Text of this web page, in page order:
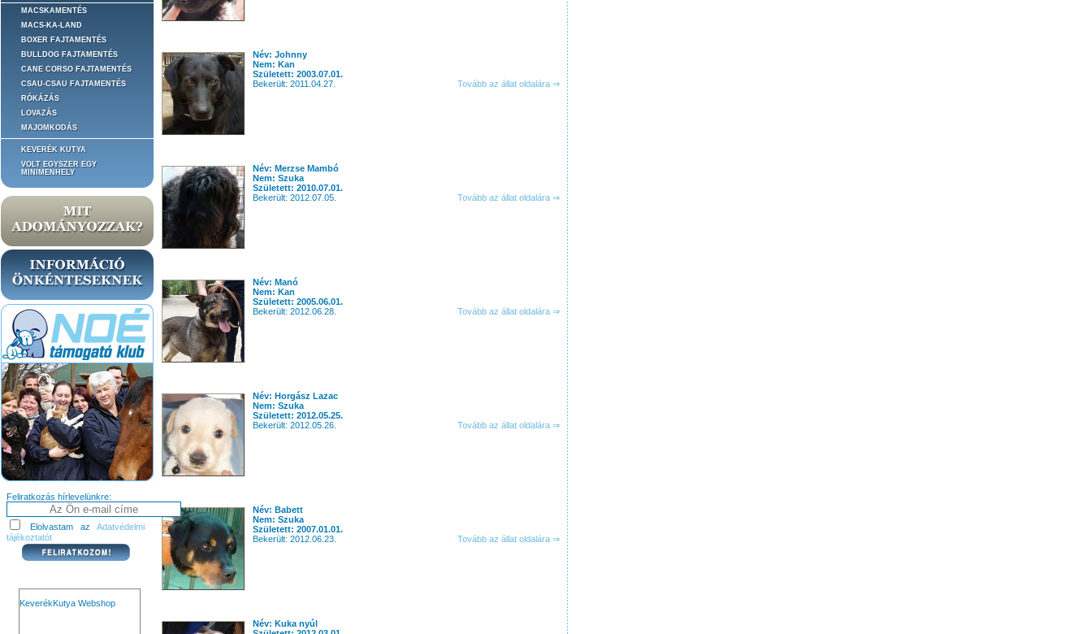
MACSKAMENTÉS
MACS-KA-LAND
BOXER FAJTAMENTÉS
BULLDOG FAJTAMENTÉS
CANE CORSO FAJTAMENTÉS
CSAU-CSAU FAJTAMENTÉS
RÓKÁZÁS
LOVAZÁS
MAJOMKODÁS
KEVERÉK KUTYA
VOLT EGYSZER EGY
MINIMENHELY
Feliratkozás hírlevelünkre:
Elolvastam az Adatvédelmi
tájékoztatót
KeverékKutya Webshop
Név: Johnny
Nem: Kan
Született: 2003.07.01.
Bekerült: 2011.04.27.
Tovább az állat oldalára ⇒
Név: Merzse Mambó
Nem: Szuka
Született: 2010.07.01.
Bekerült: 2012.07.05.
Tovább az állat oldalára ⇒
Név: Manó
Nem: Kan
Született: 2005.06.01.
Bekerült: 2012.06.28.
Tovább az állat oldalára ⇒
Név: Horgász Lazac
Nem: Szuka
Született: 2012.05.25.
Bekerült: 2012.05.26.
Tovább az állat oldalára ⇒
Név: Babett
Nem: Szuka
Született: 2007.01.01.
Bekerült: 2012.06.23.
Tovább az állat oldalára ⇒
Név: Kuka nyúl